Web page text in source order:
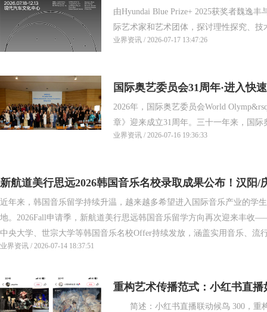
炉座的祈祷者：科学、技术与灵
由Hyundai Blue Prize+ 2025获奖者魏逸
际艺术家和艺术团体，探讨理性探究、技
业界资讯 / 2026-07-17 13:47:26
国际奥艺委员会31周年·进入快
2026年，国际奥艺委员会World
章》迎来成立31周年。三十一年来，国际
业界资讯 / 2026-07-16 19:36:33
新航道美行思远2026韩国音乐名校录取成果公布！汉阳/
取！
近年来，韩国音乐留学持续升温，越来越多希望进入国际音乐产业的学
地。2026Fall申请季，新航道美行思远韩国音乐留学方向再次迎来丰收
中央大学、世宗大学等韩国音乐名校Offer持续发放，涵盖实用音乐、流
业界资讯 / 2026-07-14 18:37:51
重构艺术传播范式：小红书直
简述：小红书直播联动候鸟 300，重